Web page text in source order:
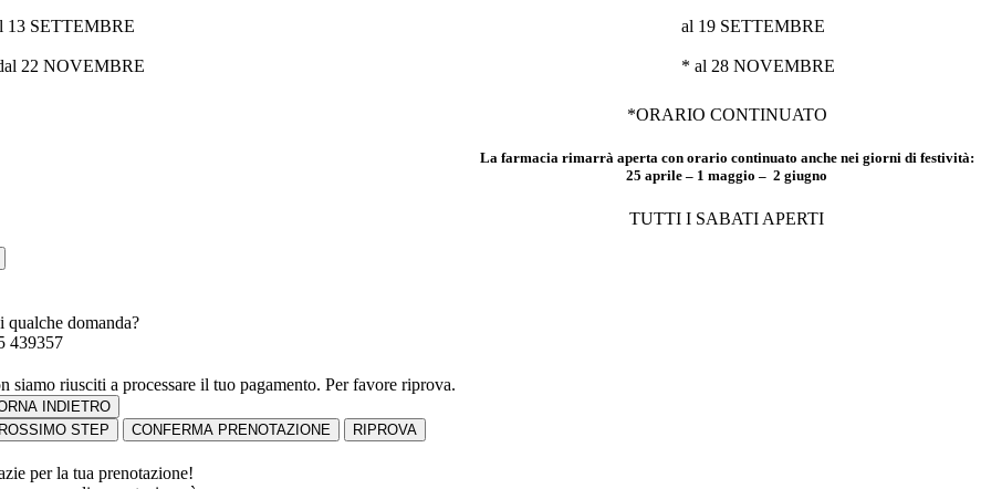
13 SETTEMBRE al 19 SETTEMBRE
22 NOVEMBRE * al 28 NOVEMBRE
*ORARIO CONTINUATO
La farmacia rimarrà aperta con orario continuato anche nei giorni di festività:
25 aprile – 1 maggio – 2 giugno
TUTTI I SABATI APERTI
qualche domanda?
439357
siamo riusciti a processare il tuo pagamento. Per favore riprova.
INDIETRO
STEP
CONFERMA PRENOTAZIONE RIPROVA
per la tua prenotazione!